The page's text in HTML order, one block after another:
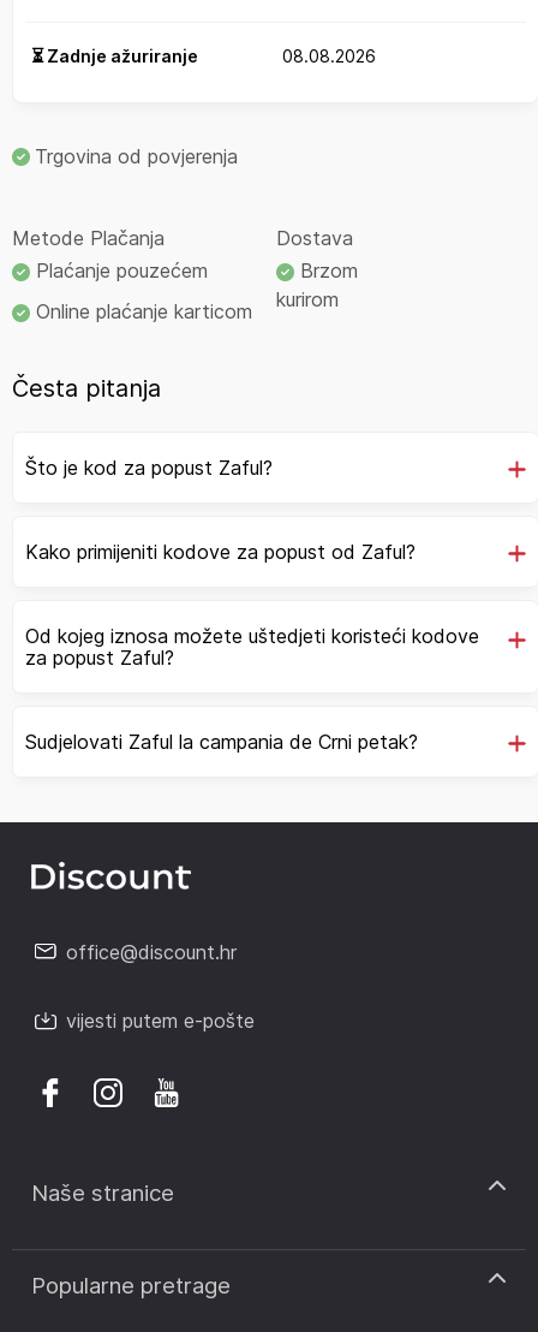
⏳ Zadnje ažuriranje 08.08.2026
Trgovina od povjerenja
Metode Plačanja
Plaćanje pouzećem
Online plaćanje karticom
Dostava
Brzom
kurirom
Česta pitanja
Što je kod za popust Zaful?
Kako primijeniti kodove za popust od Zaful?
Od kojeg iznosa možete uštedjeti koristeći kodove
za popust Zaful?
Sudjelovati Zaful la campania de Crni petak?
office@discount.hr
vijesti putem e-pošte
Naše stranice
discount.sk
discount.ro
Popularne pretrage